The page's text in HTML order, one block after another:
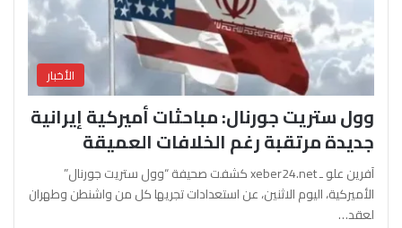
الأخبار
وول ستريت جورنال: مباحثات أميركية إيرانية
جديدة مرتقبة رغم الخلافات العميقة
آفرين علو ـ xeber24.net كشفت صحيفة “وول ستريت جورنال”
الأميركية، اليوم الاثنين، عن استعدادات تجريها كل من واشنطن وطهران
لعقد…